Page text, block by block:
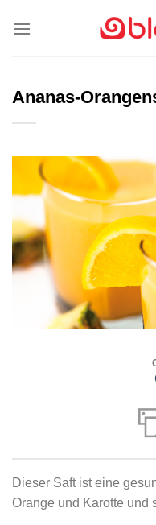
Ananas-
Dieser Saft ist eine
Orange und Karotte und